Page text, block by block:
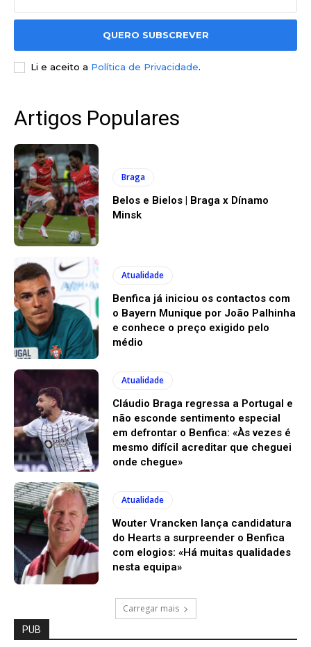
QUERO SUBSCREVER
Li e aceito a Política de Privacidade.
Artigos Populares
Braga
Belos e Bielos | Braga x Dínamo
Minsk
Atualidade
Benfica já iniciou os contactos com
o Bayern Munique por João Palhinha
e conhece o preço exigido pelo
médio
Atualidade
Cláudio Braga regressa a Portugal e
não esconde sentimento especial
em defrontar o Benfica: «Às vezes é
mesmo difícil acreditar que cheguei
onde chegue»
Atualidade
Wouter Vrancken lança candidatura
do Hearts a surpreender o Benfica
com elogios: «Há muitas qualidades
nesta equipa»
Carregar mais
PUB